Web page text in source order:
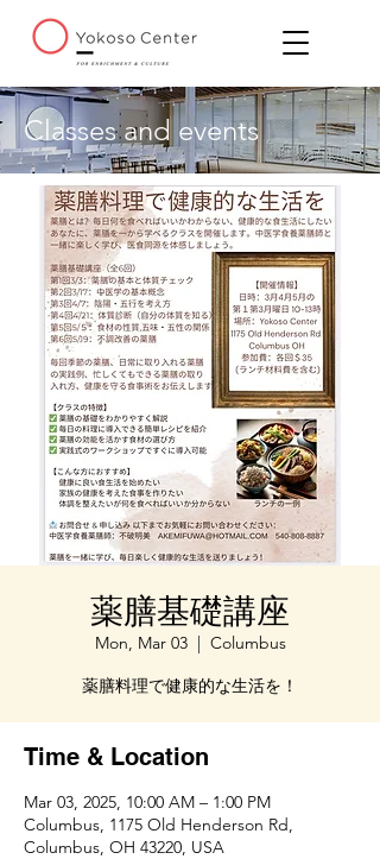
Classes and events
薬膳基礎講座
Mon, Mar 03
  |
Columbus
薬膳料理で健康的な生活を！
Time & Location
Mar 03, 2025, 10:00 AM – 1:00 PM
Columbus, 1175 Old Henderson Rd,
Columbus, OH 43220, USA